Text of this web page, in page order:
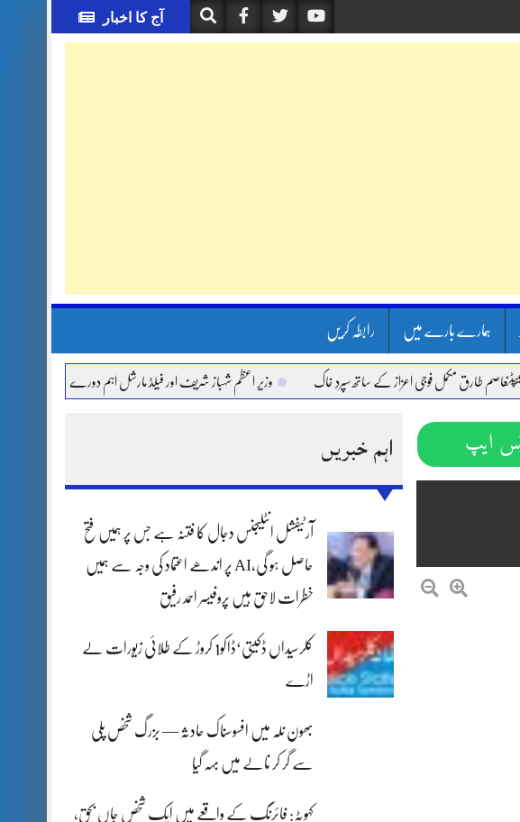
آج کا اخبار
ہمارے بارے میں رابطہ کریں
طارق مکمل فوجی اعزاز کے ساتھ سپردِ خاک وزیر اعظم شہباز شریف اور فیلڈ مارشل اہم دورے پر سعودی عرب روانہ
اہم خبریں
آرٹیفشل انٹلیجنس دجال کا فتنہ ہے جس پر ہمیں فتح
حاصل ہو گی،AI پر اندھے اعتماد کی وجہ سے ہمیں
خطرات لاحق ہیں پروفیسر احمد رفیق
کلرسیداں ڈکیتی‘ڈاکو1 کروڑ کے طلائی زیورات لے
اڑے
بھون نلہ میں افسوسناک حادثہ — بزرگ شخص پلی
سے گر کر نالے میں بہہ گیا
کہوٹہ: فائرنگ کے واقعے میں ایک شخص جاں بحق،
ایپ